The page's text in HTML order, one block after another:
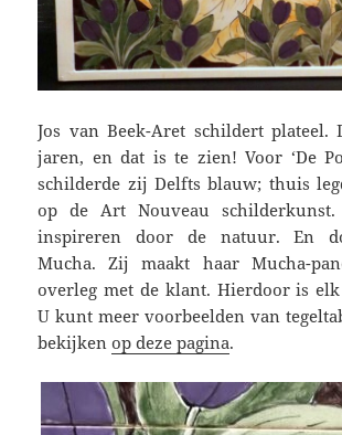
Jos van Beek-Aret schildert
jaren, en dat is te zien! Voor ‘De
schilderde zij Delfts blauw; thuis
op de Art Nouveau
inspireren door de natuur. En
Mucha. Zij maakt haar Mucha-
overleg met de klant. Hierdoor is
U kunt meer voorbeelden van
bekijkenop deze pagina.